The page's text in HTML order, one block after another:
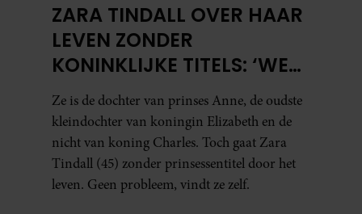
ZARA TINDALL OVER HAAR
LEVEN ZONDER
KONINKLIJKE TITELS: ‘WE
HEBBEN ENORM VEEL
GELUK GEHAD’
Ze is de dochter van prinses Anne, de oudste
kleindochter van koningin Elizabeth en de
nicht van koning Charles. Toch gaat Zara
Tindall (45) zonder prinsessentitel door het
leven. Geen probleem, vindt ze zelf.